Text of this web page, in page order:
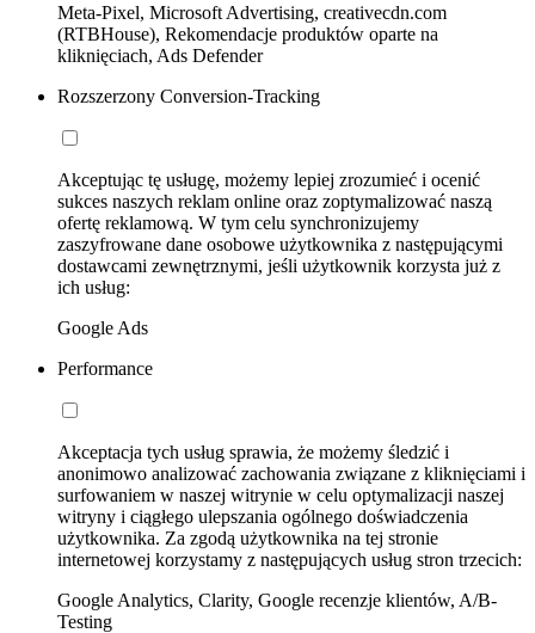
Meta-Pixel, Microsoft Advertising, creativecdn.com
(RTBHouse), Rekomendacje produktów oparte na
kliknięciach, Ads Defender
Rozszerzony Conversion-Tracking
Akceptując tę usługę, możemy lepiej zrozumieć i ocenić
sukces naszych reklam online oraz zoptymalizować naszą
ofertę reklamową. W tym celu synchronizujemy
zaszyfrowane dane osobowe użytkownika z następującymi
dostawcami zewnętrznymi, jeśli użytkownik korzysta już z
ich usług:
Google Ads
Performance
Akceptacja tych usług sprawia, że możemy śledzić i
anonimowo analizować zachowania związane z kliknięciami i
surfowaniem w naszej witrynie w celu optymalizacji naszej
witryny i ciągłego ulepszania ogólnego doświadczenia
użytkownika. Za zgodą użytkownika na tej stronie
internetowej korzystamy z następujących usług stron trzecich:
Google Analytics, Clarity, Google recenzje klientów, A/B-
Testing